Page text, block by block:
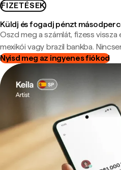
FIZETÉSEK
Küldj és fogadj pénzt
Oszd meg a számlát, fizess
mexikói vagy brazil bankba.
Nyisd meg az ingyenes fiókod